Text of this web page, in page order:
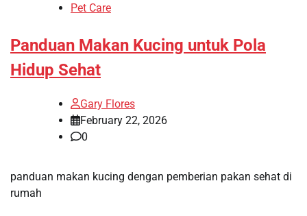
Pet Care
Panduan Makan Kucing untuk Pola
Hidup Sehat
Gary Flores
February 22, 2026
0
panduan makan kucing dengan pemberian pakan sehat di
rumah